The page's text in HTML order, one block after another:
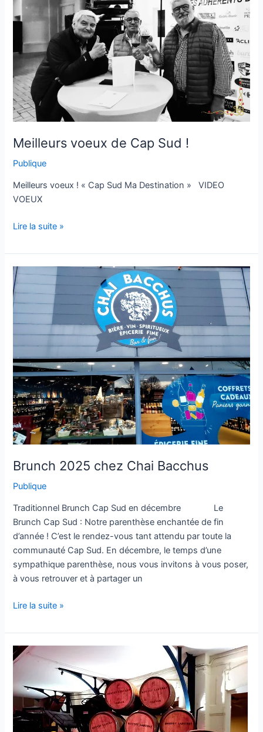
Meilleurs voeux de Cap Sud !
Publique
Meilleurs voeux ! « Cap Sud Ma Destination » VIDEO
VOEUX
Sud
!
Lire la suite »
Brunch 2025 chez Chai Bacchus
Publique
Traditionnel Brunch Cap Sud en décembre Le
Brunch Cap Sud : Notre parenthèse enchantée de fin
d’année ! C’est le rendez-vous tant attendu par toute la
communauté Cap Sud. En décembre, le temps d’une
sympathique parenthèse, nous vous invitons à vous poser,
à vous retrouver et à partager un
Brunch
2025
chez
Chai
Lire la suite »
Assemblée
Générale
Bouvet
Ladubay